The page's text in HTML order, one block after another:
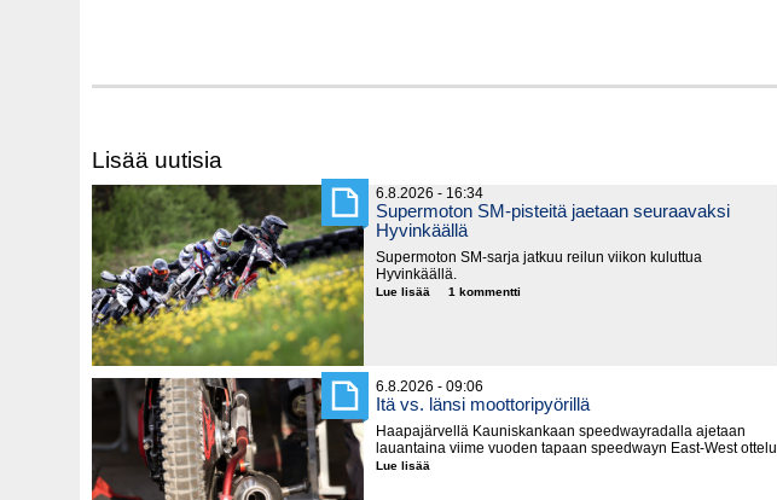
Lisää uutisia
6.8.2026 - 16:34
Supermoton SM-pisteitä jaetaan seuraavaksi
Hyvinkäällä
Supermoton SM-sarja jatkuu reilun viikon kuluttua
Hyvinkäällä.
Lue lisää Supermoton
1 kommentti
6.8.2026 - 09:06
Itä vs. länsi moottoripyörillä
Haapajärvellä Kauniskankaan speedwayradalla ajetaan
lauantaina viime vuoden tapaan speedwayn East-West ottelu.
Lue lisää